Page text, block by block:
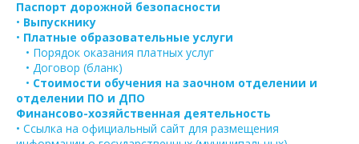
Паспорт дорожной безопасности
• Выпускнику
• Платные образовательные услуги
• Порядок оказания платных услуг
• Договор (бланк)
• Стоимости обучения на заочном отделении и
отделении ПО и ДПО
Финансово-хозяйственная деятельность
• Ссылка на официальный сайт для размещения